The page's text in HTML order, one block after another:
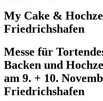
My Cake &
Friedrichshafen
Messe für
Backen und
am 9. + 10.
Friedrichshafen